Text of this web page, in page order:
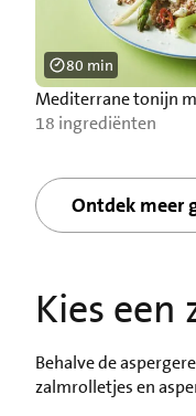
Mediterrane tonijn
18 ingrediënten
80 min
Ontdek meer
Kies
Behalve de
zalmrolletjes en